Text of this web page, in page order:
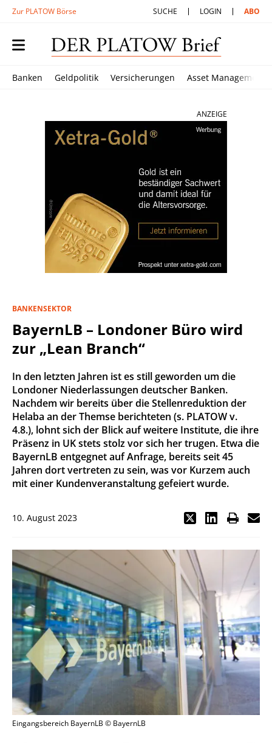
Zur PLATOW Börse SUCHE LOGIN ABO
Banken Geldpolitik Versicherungen Asset Management
ANZEIGE
BANKENSEKTOR
BayernLB – Londoner Büro wird
zur „Lean Branch“
In den letzten Jahren ist es still geworden um die
Londoner Niederlassungen deutscher Banken.
Nachdem wir bereits über die Stellenreduktion der
Helaba an der Themse berichteten (s. PLATOW v.
4.8.), lohnt sich der Blick auf weitere Institute, die ihre
Präsenz in UK stets stolz vor sich her trugen. Etwa die
BayernLB entgegnet auf Anfrage, bereits seit 45
Jahren dort vertreten zu sein, was vor Kurzem auch
mit einer Kundenveranstaltung gefeiert wurde.
10. August 2023
Eingangsbereich BayernLB © BayernLB